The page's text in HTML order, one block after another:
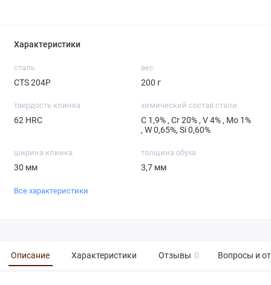
Характеристики
сталь
CTS 204P
вес
200 г
твердость клинка
62 HRC
химический состав стали
С 1,9% , Cr 20% , V 4% , Mo 1%
, W 0,65%, Si 0,60%
ширина клинка
30 мм
толщина обуха
3,7 мм
Все характеристики
Описание Характеристики Отзывы 0 Вопросы и